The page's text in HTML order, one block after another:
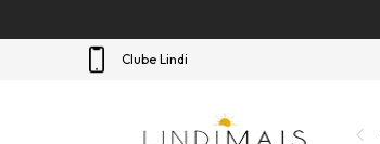
Clube Lindi